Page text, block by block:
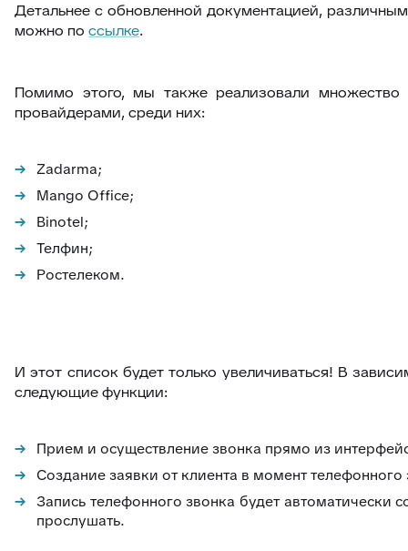
Детальнее с обновленной документацией,
можно по ссылке.
Помимо этого, мы также реализовали
провайдерами, среди них:
Zadarma;
Mango Office;
Binotel;
Телфин;
Ростелеком.
И этот список будет только увеличиваться! В
следующие функции:
Прием и осуществление звонка прямо из
Создание заявки от клиента в момент
Запись телефонного звонка будет
прослушать.